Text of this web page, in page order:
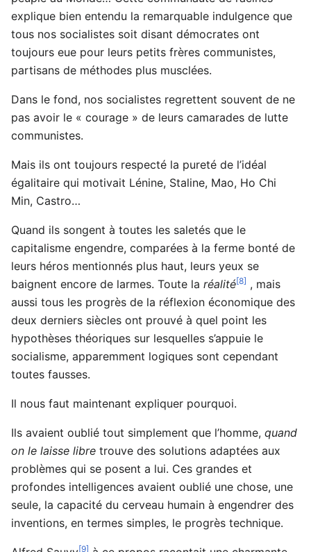
explique bien entendu la remarquable indulgence que
tous nos socialistes soit disant démocrates ont
toujours eue pour leurs petits frères communistes,
partisans de méthodes plus musclées.
Dans le fond, nos socialistes regrettent souvent de ne
pas avoir le « courage » de leurs camarades de lutte
communistes.
Mais ils ont toujours respecté la pureté de l’idéal
égalitaire qui motivait Lénine, Staline, Mao, Ho Chi
Min, Castro…
Quand ils songent à toutes les saletés que le
capitalisme engendre, comparées à la ferme bonté de
leurs héros mentionnés plus haut, leurs yeux se
baignent encore de larmes. Toute la réalité[8] , mais
aussi tous les progrès de la réflexion économique des
deux derniers siècles ont prouvé à quel point les
hypothèses théoriques sur lesquelles s’appuie le
socialisme, apparemment logiques sont cependant
toutes fausses.
Il nous faut maintenant expliquer pourquoi.
Ils avaient oublié tout simplement que l’homme, quand
on le laisse libre trouve des solutions adaptées aux
problèmes qui se posent a lui. Ces grandes et
profondes intelligences avaient oublié une chose, une
seule, la capacité du cerveau humain à engendrer des
inventions, en termes simples, le progrès technique.
[9]